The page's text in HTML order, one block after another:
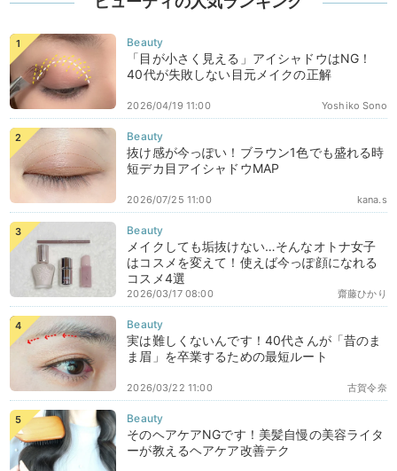
「目が小さく見える」アイシャドウはNG！
40代が失敗しない目元メイクの正解
Yoshiko Sono
2026/04/19 11:00
抜け感が今っぽい！ブラウン1色でも盛れる時
短デカ目アイシャドウMAP
kana.s
2026/07/25 11:00
メイクしても垢抜けない…そんなオトナ女子
はコスメを変えて！使えば今っぽ顔になれる
コスメ4選
齋藤ひかり
2026/03/17 08:00
実は難しくないんです！40代さんが「昔のま
ま眉」を卒業するための最短ルート
古賀令奈
2026/03/22 11:00
そのヘアケアNGです！美髪自慢の美容ライタ
ーが教えるヘアケア改善テク